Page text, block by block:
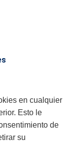
en cualquier
Esto le
de
su